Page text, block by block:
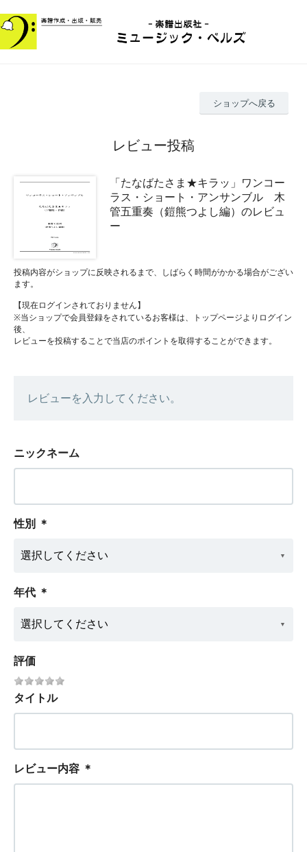
ショップへ戻る
レビュー投稿
「たなばたさま★キラッ」ワンコー
ラス・ショート・アンサンブル 木
管五重奏（鎧熊つよし編）のレビュ
ー
投稿内容がショップに反映されるまで、しばらく時間がかかる場合がござい
ます。
【現在ログインされておりません】
※当ショップで会員登録をされているお客様は、トップページよりログイン
後、
レビューを投稿することで当店のポイントを取得することができます。
レビューを入力してください。
ニックネーム
性別 ＊
年代 ＊
評価
タイトル
レビュー内容 ＊